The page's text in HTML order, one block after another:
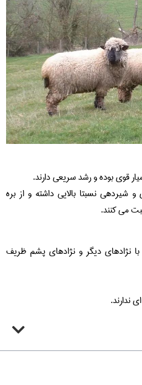
قوی بوده و رشد سریعی دارند.
شیردهی نسبتا بالایی داشته و از بره
می کنند.
نژادهای دیگر و نژادهای پشم ظریف
ندارند.